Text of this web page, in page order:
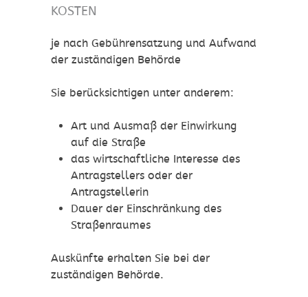
KOSTEN
je nach Gebührensatzung und Aufwand
der zuständigen Behörde
Sie berücksichtigen unter anderem:
Art und Ausmaß der Einwirkung
auf die Straße
das wirtschaftliche Interesse des
Antragstellers oder der
Antragstellerin
Dauer der Einschränkung des
Straßenraumes
Auskünfte erhalten Sie bei der
zuständigen Behörde.